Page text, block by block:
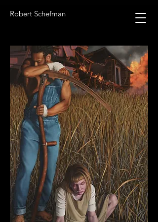
Robert Schefman